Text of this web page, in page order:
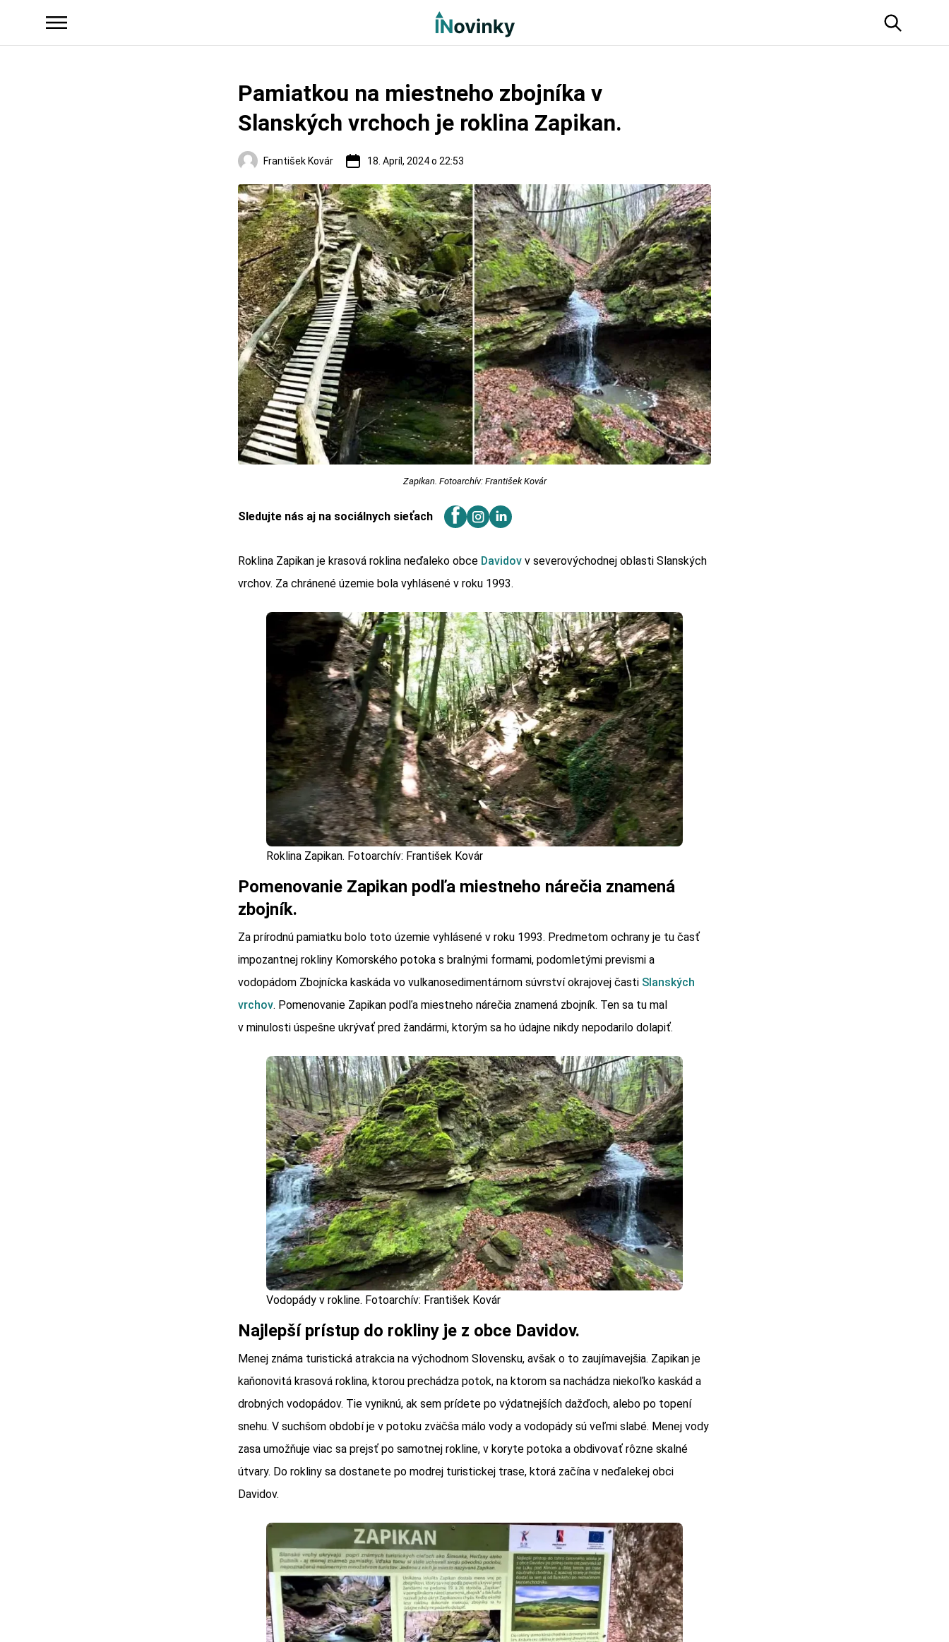
Pamiatkou na miestneho zbojníka v
Slanských vrchoch je roklina Zapikan.
František Kovár 18. Apríl, 2024 o 22:53
Regióny
Zapikan. Fotoarchív: František Kovár
Sledujte nás aj na sociálnych sieťach
Roklina Zapikan je krasová roklina neďaleko obce Davidov v severovýchodnej oblasti Slanských
vrchov. Za chránené územie bola vyhlásené v roku 1993.
Roklina Zapikan. Fotoarchív: František Kovár
Pomenovanie Zapikan podľa miestneho nárečia znamená
zbojník.
Za prírodnú pamiatku bolo toto územie vyhlásené v roku 1993. Predmetom ochrany je tu časť
impozantnej rokliny Komorského potoka s bralnými formami, podomletými prevismi a
vodopádom Zbojnícka kaskáda vo vulkanosedimentárnom súvrství okrajovej časti Slanských
vrchov. Pomenovanie Zapikan podľa miestneho nárečia znamená zbojník. Ten sa tu mal
v minulosti úspešne ukrývať pred žandármi, ktorým sa ho údajne nikdy nepodarilo dolapiť.
Vodopády v rokline. Fotoarchív: František Kovár
Najlepší prístup do rokliny je z obce Davidov.
Menej známa turistická atrakcia na východnom Slovensku, avšak o to zaujímavejšia. Zapikan je
kaňonovitá krasová roklina, ktorou prechádza potok, na ktorom sa nachádza niekoľko kaskád a
drobných vodopádov. Tie vyniknú, ak sem prídete po výdatnejších dažďoch, alebo po topení
snehu. V suchšom období je v potoku zväčša málo vody a vodopády sú veľmi slabé. Menej vody
zasa umožňuje viac sa prejsť po samotnej rokline, v koryte potoka a obdivovať rôzne skalné
útvary. Do rokliny sa dostanete po modrej turistickej trase, ktorá začína v neďalekej obci
Davidov.